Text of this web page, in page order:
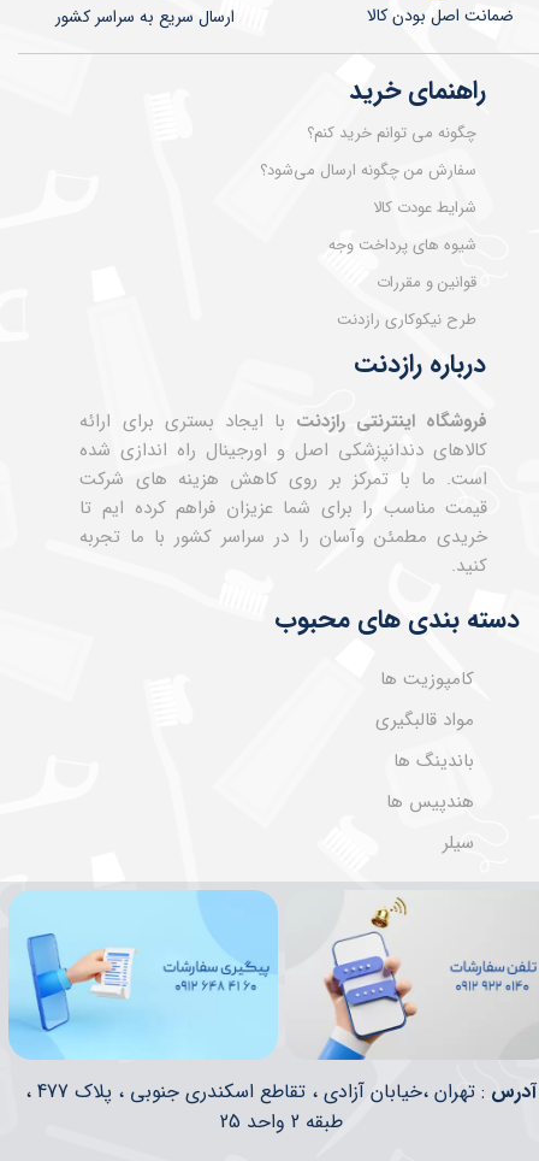
درباره رازدنت
فروشگاه اینترنتی رازدنت با ایجاد بستری برای ارائه
کالاهای دندانپزشکی اصل و اورجینال راه اندازی شده
است. ما با تمرکز بر روی کاهش هزینه های شرکت
قیمت مناسب را برای شما عزیزان فراهم کرده ایم تا
خریدی مطمئن وآسان را در سراسر کشور با ما تجربه
کنید.
راهنمای خرید
چگونه می توانم خرید کنم؟
سفارش من چگونه ارسال می‌شود؟
شرایط عودت کالا
شیوه های پرداخت وجه
قوانین و مقررات
طرح نیکوکاری رازدنت
دسته بندی های محبوب
کامپوزیت ها
مواد قالبگیری
باندینگ ها
هندپیس ها
سیلر
​​آدرس
: تهران ،خیابان آزادی ، تقاطع اسکندری جنوبی ، پلاک 477 ،
طبقه 2 واحد 25
​​​​ارسال سریع به سراسر کشور ضمانت اصل بودن کالا